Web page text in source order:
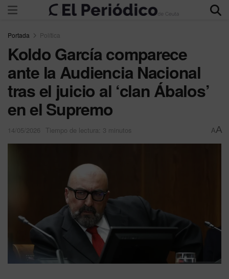
Portada Política
Koldo García comparece
ante la Audiencia Nacional
tras el juicio al ‘clan Ábalos’
en el Supremo
14/05/2026 Tiempo de lectura: 3 minutos AA